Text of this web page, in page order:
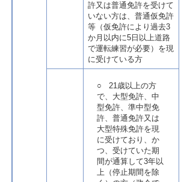
許又は普通免許を受けて
いない方は、普通仮免許
等（仮免許により過去3
か月以内に5日以上道路
で運転練習が必要）を現
に受けている方
○ 21歳以上の方
で、大型免許、中
型免許、準中型免
許、普通免許又は
大型特殊免許を現
に受けており、か
つ、受けていた期
間が通算して3年以
上（停止期間を除